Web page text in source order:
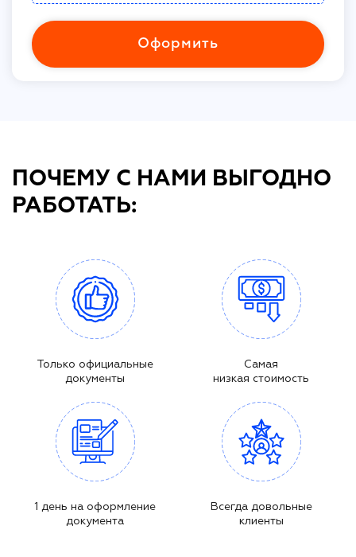
Оформить
ПОЧЕМУ С НАМИ ВЫГОДНО
РАБОТАТЬ:
Только официальные
документы
Самая
низкая стоимость
1 день на оформление
документа
Всегда довольные
клиенты